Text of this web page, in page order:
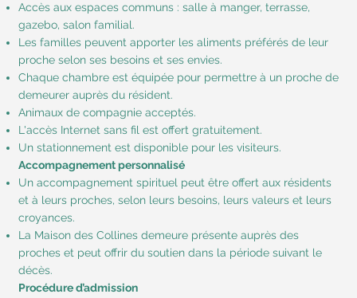
Accès aux espaces communs : salle à manger, terrasse,
gazebo, salon familial.
Les familles peuvent apporter les aliments préférés de leur
proche selon ses besoins et ses envies.
Chaque chambre est équipée pour permettre à un proche de
demeurer auprès du résident.
Animaux de compagnie acceptés.
L'accès Internet sans fil est offert gratuitement.
Un stationnement est disponible pour les visiteurs.
Accompagnement personnalisé
Un accompagnement spirituel peut être offert aux résidents
et à leurs proches, selon leurs besoins, leurs valeurs et leurs
croyances.
La Maison des Collines demeure présente auprès des
proches et peut offrir du soutien dans la période suivant le
décès.
Procédure d’admission